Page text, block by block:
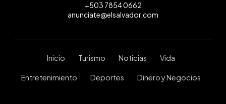
+503 7854 0662
anunciate@elsalvador.com
Inicio Turismo Noticias Vida
Entretenimiento Deportes Dinero y Negocios